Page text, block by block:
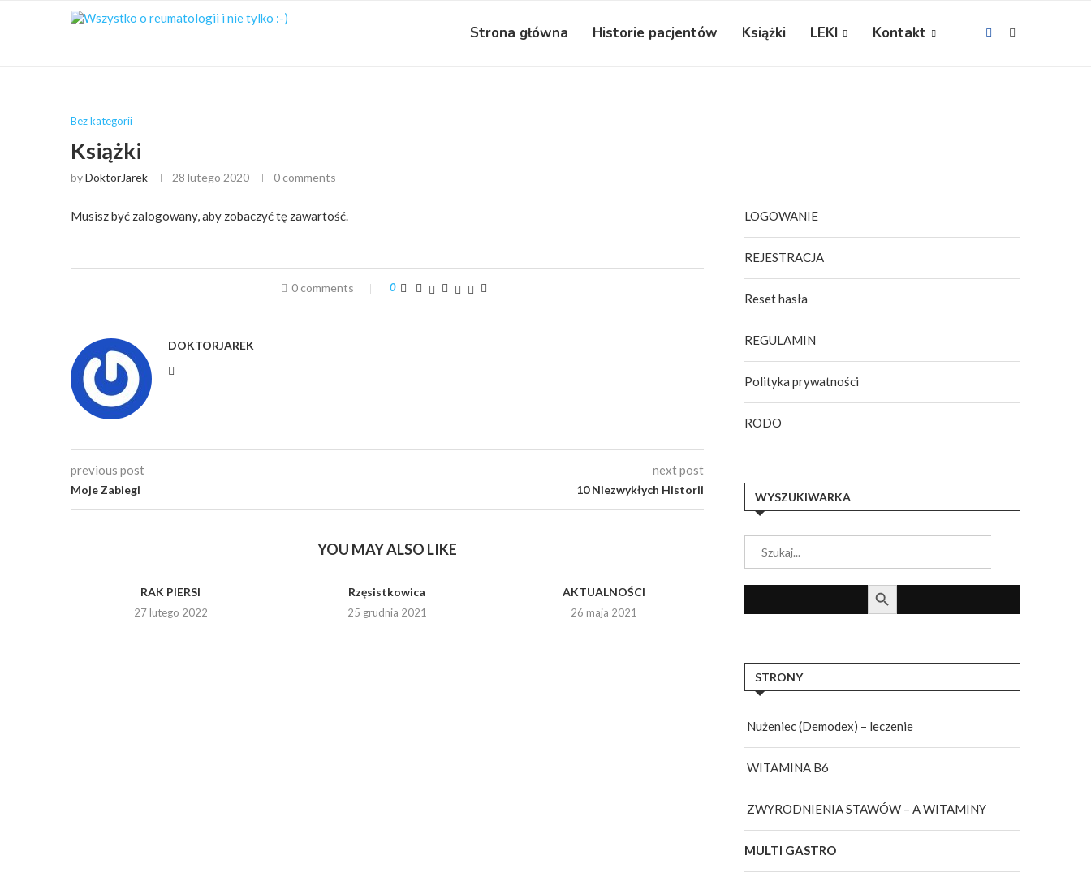
Strona główna Historie pacjentów Książki LEKI Kontakt
Bez kategorii
Książki
byDoktorJarek 28 lutego 2020 0 comments
Musisz być zalogowany, aby zobaczyć tę zawartość.
0 comments 0
DOKTORJAREK
previous post
Moje Zabiegi
next post
10 Niezwykłych Historii
YOU MAY ALSO LIKE
RAK PIERSI
27 lutego 2022
Rzęsistkowica
25 grudnia 2021
AKTUALNOŚCI
26 maja 2021
LOGOWANIE
REJESTRACJA
Reset hasła
REGULAMIN
Polityka prywatności
RODO
WYSZUKIWARKA
Search
for:
SEARCH BUTTON
STRONY
Nużeniec (Demodex) – leczenie
WITAMINA B6
ZWYRODNIENIA STAWÓW – A WITAMINY
MULTI GASTRO